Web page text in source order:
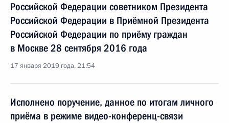
Российской Федерации советником Президента
Российской Федерации в Приёмной Президента
Российской Федерации по приёму граждан
в Москве 28 сентября 2016 года
17 января 2019 года, 21:54
Исполнено поручение, данное по итогам личного
приёма в режиме видео-конференц-связи